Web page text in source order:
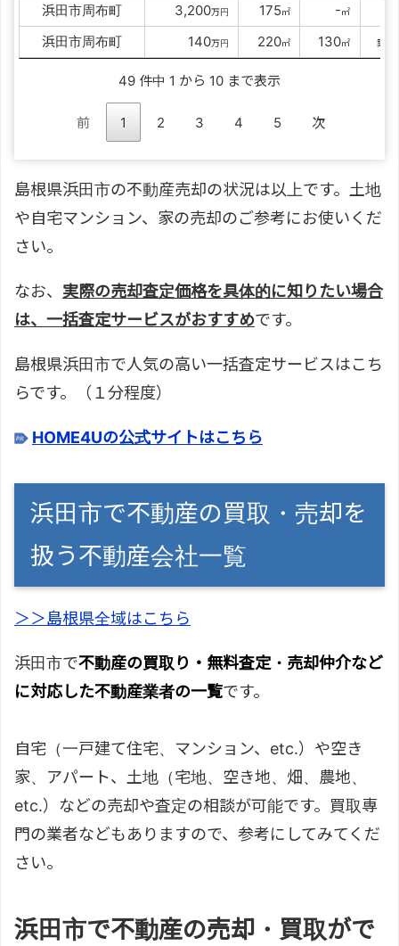
浜田市周布町
3,200万円 175㎡ -㎡
浜田市周布町 140万円 220㎡ 130㎡ 築
49 件中 1 から 10 まで表示
前 1 2 3 4 5 次
島根県浜田市の不動産売却の状況は以上です。土地
や自宅マンション、家の売却のご参考にお使いくだ
さい。
なお、 実際の売却査定価格を具体的に知りたい場合
は、一括査定サービスがおすすめです。
島根県浜田市で人気の高い一括査定サービスはこち
らです。（１分程度）
HOME4Uの公式サイトはこちら
浜田市で不動産の買取・売却を
扱う不動産会社一覧
＞＞島根県全域はこちら
浜田市で不動産の買取り・無料査定・売却仲介など
に対応した不動産業者の一覧です。
自宅（一戸建て住宅、マンション、etc.）や空き
家、アパート、土地（宅地、空き地、畑、農地、
etc.）などの売却や査定の相談が可能です。買取専
門の業者などもありますので、参考にしてみてくだ
さい。
浜田市で不動産の売却・買取がで